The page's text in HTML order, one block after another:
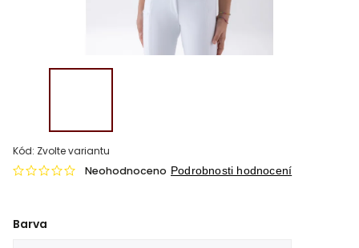
Kód: Zvolte variantu
Neohodnoceno Podrobnosti hodnocení
Barva